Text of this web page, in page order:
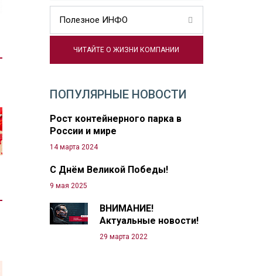
Полезное ИНФО
ЧИТАЙТЕ О ЖИЗНИ КОМПАНИИ
ПОПУЛЯРНЫЕ НОВОСТИ
Рост контейнерного парка в
России и мире
14 марта 2024
С Днём Великой Победы!
9 мая 2025
ВНИМАНИЕ!
Актуальные новости!
29 марта 2022